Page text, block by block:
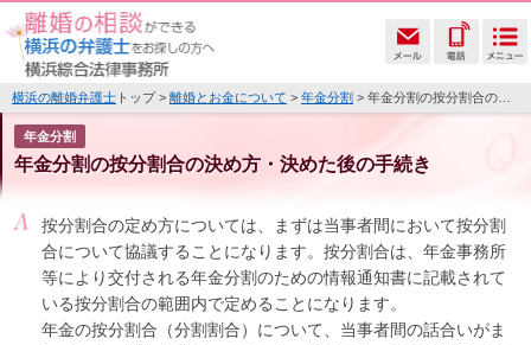
横浜の離婚弁護士 トップ > 離婚とお金について > 年金分割 > 年金分割の按分割合の決め方・決めた後の手続き
年金分割
年金分割の按分割合の決め方・決めた後の手続き
按分割合の定め方については、まずは当事者間において按分割
合について協議することになります。按分割合は、年金事務所
等により交付される年金分割のための情報通知書に記載されて
いる按分割合の範囲内で定めることになります。
年金の按分割合（分割割合）について、当事者間の話合いがま